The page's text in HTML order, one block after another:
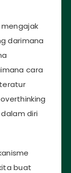
darimana
cara
diri
buat